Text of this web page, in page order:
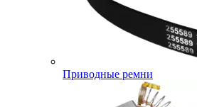
Приводные ремни